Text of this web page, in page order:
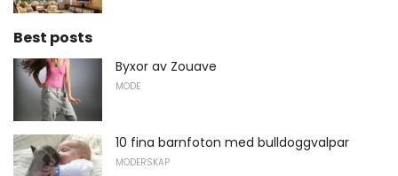
Best posts
Byxor av Zouave
MODE
10 fina barnfoton med bulldoggvalpar
MODERSKAP